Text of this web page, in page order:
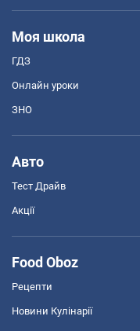
Моя школа
ГДЗ
Онлайн уроки
ЗНО
Авто
Тест Драйв
Акції
Food Oboz
Рецепти
Новини Кулінарії